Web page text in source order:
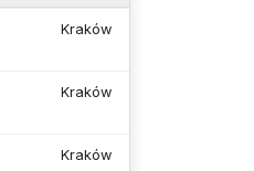
Kraków
Kraków
Kraków